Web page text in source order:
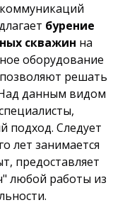
бурение
скважин на
оборудование
решать
данным видом
подход. Следует
лет занимается
предоставляет
любой работы из